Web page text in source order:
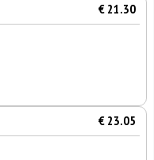
€ 21.30
€ 23.05